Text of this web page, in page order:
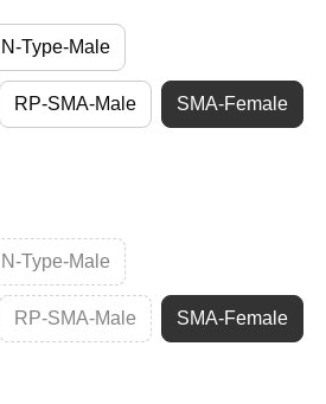
N-Type-Male
RP-SMA-Male SMA-Female
N-Type-Male
RP-SMA-Male SMA-Female